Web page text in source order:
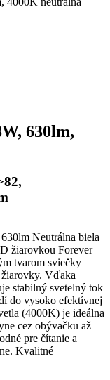
630lm,
Neutrálna biela
žiarovkou Forever
tvarom sviečky
Vďaka
stabilný svetelný tok
do vysoko efektívnej
(4000K) je ideálna
cez obývačku až
pre čítanie a
Kvalitné